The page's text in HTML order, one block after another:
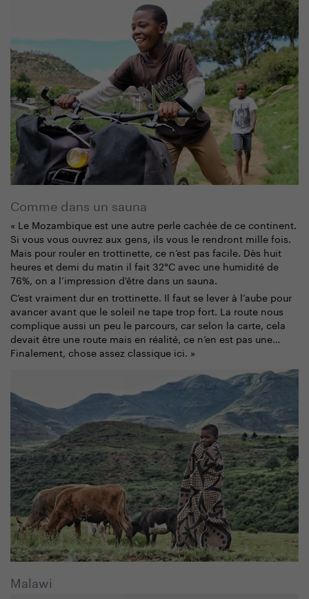
Comme dans un sauna
« Le Mozambique est une autre perle cachée de ce continent.
Si vous vous ouvrez aux gens, ils vous le rendront mille fois.
Mais pour rouler en trottinette, ce n’est pas facile. Dès huit
heures et demi du matin il fait 32°C avec une humidité de
76%, on a l’impression d'être dans un sauna.
C’est vraiment dur en trottinette. Il faut se lever à l’aube pour
avancer avant que le soleil ne tape trop fort. La route nous
complique aussi un peu le parcours, car selon la carte, cela
devait être une route mais en réalité, ce n’en est pas une…
Finalement, chose assez classique ici. »
Malawi